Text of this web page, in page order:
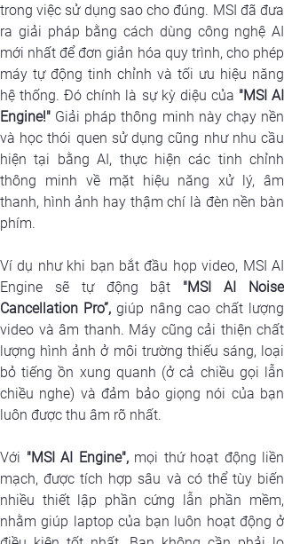
trong việc sử dụng sao cho đúng. MSI đã đưa
ra giải pháp bằng cách dùng công nghệ AI
mới nhất để đơn giản hóa quy trình, cho phép
máy tự động tinh chỉnh và tối ưu hiệu năng
hệ thống. Đó chính là sự kỳ diệu của "MSI AI
Engine!" Giải pháp thông minh này chạy nền
và học thói quen sử dụng cũng như nhu cầu
hiện tại bằng AI, thực hiện các tinh chỉnh
thông minh về mặt hiệu năng xử lý, âm
thanh, hình ảnh hay thậm chí là đèn nền bàn
phím.
Ví dụ như khi bạn bắt đầu họp video, MSI AI
Engine sẽ tự động bật "MSI AI Noise
Cancellation Pro”, giúp nâng cao chất lượng
video và âm thanh. Máy cũng cải thiện chất
lượng hình ảnh ở môi trường thiếu sáng, loại
bỏ tiếng ồn xung quanh (ở cả chiều gọi lẫn
chiều nghe) và đảm bảo giọng nói của bạn
luôn được thu âm rõ nhất.
Với "MSI AI Engine", mọi thứ hoạt động liền
mạch, được tích hợp sâu và có thể tùy biến
nhiều thiết lập phần cứng lẫn phần mềm,
nhằm giúp laptop của bạn luôn hoạt động ở